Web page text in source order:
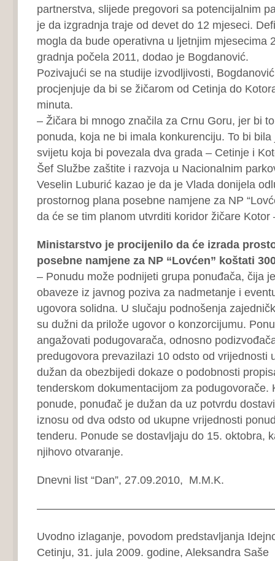
partnerstva, slijede pregovori sa potencijalnim
je da izgradnja traje od devet do 12 mjeseci.
mogla da bude operativna u ljetnjim mjesecima
gradnja počela 2011, dodao je Bogdanović.
Pozivajući se na studije izvodljivosti,
procjenjuje da bi se žičarom od Cetinja do
minuta.
– Žičara bi mnogo značila za Crnu Goru, jer bi
ponuda, koja ne bi imala konkurenciju. To bi
svijetu koja bi povezala dva grada – Cetinje i
Šef Službe zaštite i razvoja u Nacionalnim
Veselin Luburić kazao je da je Vlada donijela
prostornog plana posebne namjene za NP
da će se tim planom utvrditi koridor žičare Kotor
Ministarstvo je procijenilo da će izrada
posebne namjene za NP “Lovćen” koštati
– Ponudu može podnijeti grupa ponuđača, čija
obaveze iz javnog poziva za nadmetanje i
ugovora solidna. U slučaju podnošenja
su dužni da prilože ugovor o konzorcijumu.
angažovati podugovarača, odnosno
predugovora prevazilazi 10 odsto od vrijednosti
dužan da obezbijedi dokaze o podobnosti
tenderskom dokumentacijom za podugovorače.
ponude, ponuđač je dužan da uz potvrdu
iznosu od dva odsto od ukupne vrijednosti
tenderu. Ponude se dostavljaju do 15. oktobra,
njihovo otvaranje.
Dnevni list “Dan”, 27.09.2010, M.M.K.
Uvodno izlaganje, povodom predstavljanja
Cetinju, 31. jula 2009. godine, Aleksandra Saše